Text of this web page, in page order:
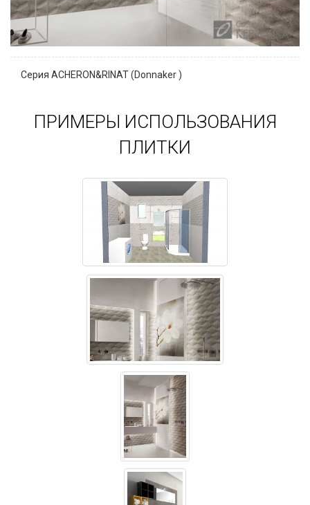
Серия ACHERON&RINAT (Donnaker )
ПРИМЕРЫ ИСПОЛЬЗОВАНИЯ
ПЛИТКИ